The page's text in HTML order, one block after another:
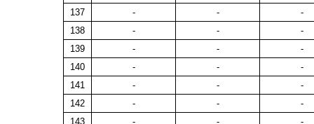
137
- -
-
138
- -
-
139
- -
-
140
- -
-
141
- -
-
142
- -
-
143
- -
-